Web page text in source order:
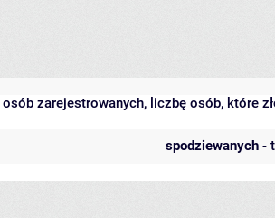
zarejestrowanych, liczbę osób, które
spodziewanych -